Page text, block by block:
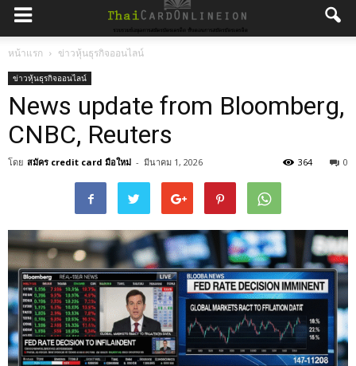
หน้าแรก ข่าวหุ้นธุรกิจออนไลน์
ข่าวหุ้นธุรกิจออนไลน์
News update from Bloomberg,
CNBC, Reuters
โดย สมัคร credit card มือใหม่ - มีนาคม 1, 2026 0
364